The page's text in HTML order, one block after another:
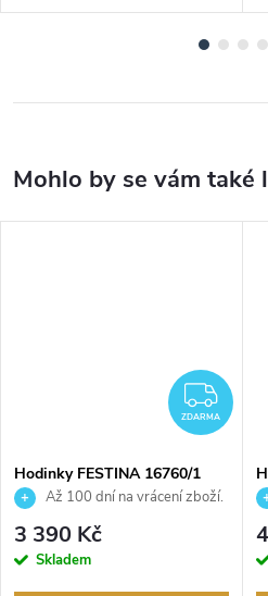
ZDARMA
Hodinky FESTINA 16760/1
Až 100 dní na vrácení zboží.
Autorizovaný prodejce.
3 390 Kč
Skladem